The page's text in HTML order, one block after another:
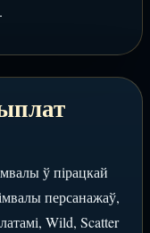
ў пірацкай
персанажаў,
Wild, Scatter